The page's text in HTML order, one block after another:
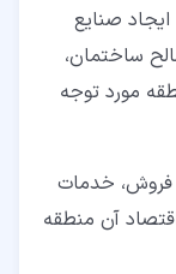
ایجاد صنایع
ساختمان،
مورد توجه
فروش، خدمات
آن منطقه